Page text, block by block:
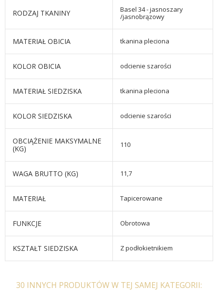
RODZAJ TKANINY
Basel 34 - jasnoszary
/jasnobrązowy
MATERIAŁ OBICIA tkanina pleciona
KOLOR OBICIA odcienie szarości
MATERIAŁ SIEDZISKA tkanina pleciona
KOLOR SIEDZISKA odcienie szarości
OBCIĄŻENIE MAKSYMALNE
(KG)
110
WAGA BRUTTO (KG) 11,7
MATERIAŁ Tapicerowane
FUNKCJE Obrotowa
KSZTAŁT SIEDZISKA Z podłokietnikiem
30 INNYCH PRODUKTÓW W TEJ SAMEJ KATEGORII: